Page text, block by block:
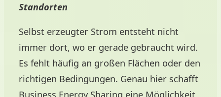
Standorten
Selbst erzeugter Strom entsteht nicht
immer dort, wo er gerade gebraucht wird.
Es fehlt häufig an großen Flächen oder den
richtigen Bedingungen. Genau hier schafft
Business Energy Sharing eine Möglichkeit,